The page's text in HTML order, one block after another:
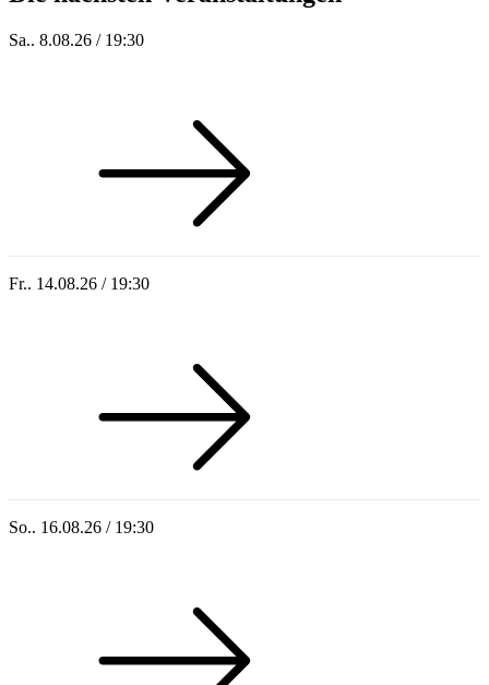
Sa.. 8.08.26 / 19:30
Fr.. 14.08.26 / 19:30
So.. 16.08.26 / 19:30